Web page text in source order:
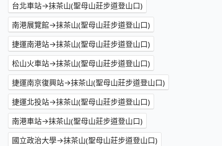
台北車站→抹茶山(聖母山莊步道登山口)
南港展覽館→抹茶山(聖母山莊步道登山口)
捷運南港站→抹茶山(聖母山莊步道登山口)
松山火車站→抹茶山(聖母山莊步道登山口)
捷運南京復興站→抹茶山(聖母山莊步道登山口)
捷運北投站→抹茶山(聖母山莊步道登山口)
南港車站→抹茶山(聖母山莊步道登山口)
國立政治大學→抹茶山(聖母山莊步道登山口)